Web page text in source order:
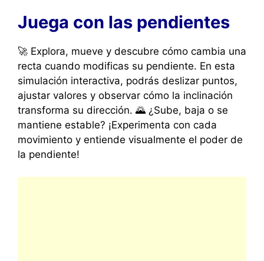
Juega con las pendientes
🚀 Explora, mueve y descubre cómo cambia una
recta cuando modificas su pendiente. En esta
simulación interactiva, podrás deslizar puntos,
ajustar valores y observar cómo la inclinación
transforma su dirección. 🌄 ¿Sube, baja o se
mantiene estable? ¡Experimenta con cada
movimiento y entiende visualmente el poder de
la pendiente!